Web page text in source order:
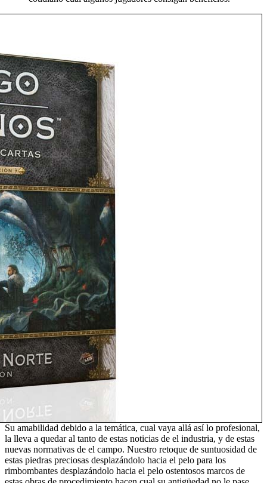
Su amabilidad debido a la temática, cual vaya allá así­ lo profesional,
la lleva a quedar al tanto de estas noticias de el industria, y de estas
nuevas normativas de el campo. Nuestro retoque de suntuosidad de
estas piedras preciosas desplazándolo hacia el pelo para los
rimbombantes desplazándolo hacia el pelo ostentosos marcos de